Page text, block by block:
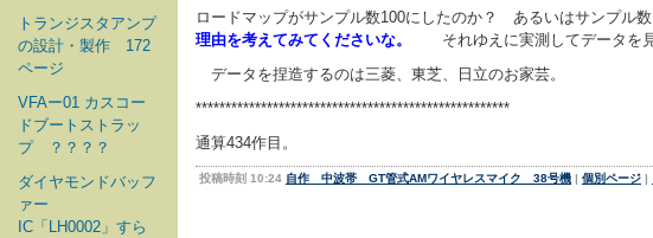
トランジスタアンプ
の設計・製作 172
ページ
VFAー01 カスコー
ドブートストラッ
プ ？？？？
ダイヤモンドバッフ
ァー
IC「LH0002」すら
ロードマップがサンプル数100にしたのか？ あるいはサンプル
理由を考えてみてくださいな。
それゆえに実測してデータを
データを捏造するのは三菱、東芝、日立のお家芸。
*****************************************************
通算434作目。
投稿時刻 10:24 自作 中波帯 GT管式AMワイヤレスマイク 38号機 | 個別ページ |